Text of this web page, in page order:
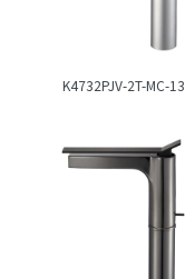
K4732PJV-2T-MC-13